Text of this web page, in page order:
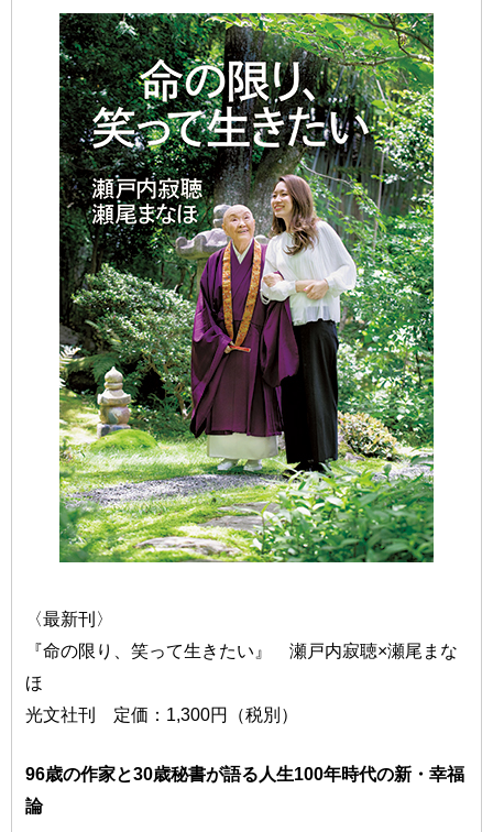
〈最新刊〉
『命の限り、笑って生きたい』 瀬戸内寂聴×瀬尾まな
ほ
光文社刊 定価：1,300円（税別）
96歳の作家と30歳秘書が語る人生100年時代の新・幸福
論